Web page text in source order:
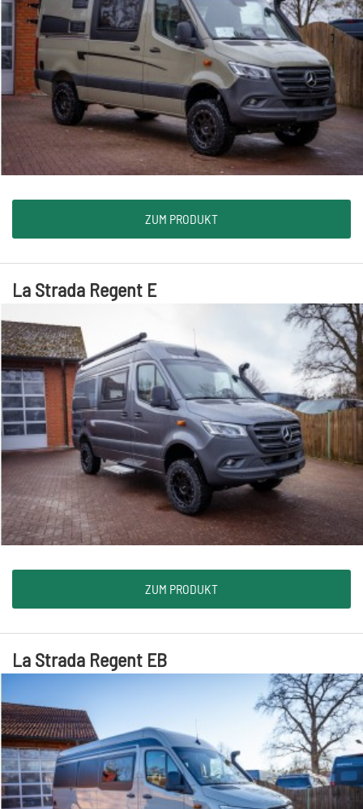
ZUM PRODUKT
La Strada Regent E
ZUM PRODUKT
La Strada Regent EB